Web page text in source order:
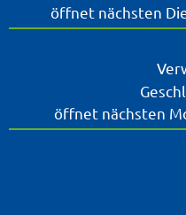
öffnet nächsten
Klicken, um weitere
öffnet nächsten